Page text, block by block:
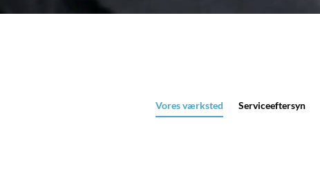
Vores værksted Serviceeftersyn